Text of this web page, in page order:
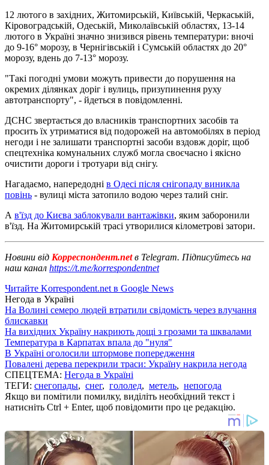
12 лютого в західних, Житомирській, Київській, Черкаській,
Кіровоградській, Одеській, Миколаївській областях, 13-14
лютого в Україні значно знизився рівень температури: вночі
до 9-16° морозу, в Чернігівській і Сумській областях до 20°
морозу, вдень до 7-13° морозу.
"Такі погодні умови можуть привести до порушення на
окремих ділянках доріг і вулиць, призупинення руху
автотранспорту", - йдеться в повідомленні.
ДСНС звертається до власників транспортних засобів та
просить їх утриматися від подорожей на автомобілях в період
негоди і не залишати транспортні засоби вздовж доріг, щоб
спецтехніка комунальних служб могла своєчасно і якісно
очистити дороги і тротуари від снігу.
Нагадаємо, напередодні в Одесі після снігопаду виникла
повінь - вулиці міста затопило водою через талий сніг.
А в'їзд до Києва заблокували вантажівки, яким заборонили
в'їзд. На Житомирській трасі утворилися кілометрові затори.
Новини від Корреспондент.netв Telegram. Підписуйтесь на
наш канал https://t.me/korrespondentnet
Читайте Korrespondent.net в Google News
Негода в Україні
На Волині семеро людей втратили свідомість через влучання
блискавки
На вихідних Україну накриють дощі з грозами та шквалами
Температура в Карпатах впала до "нуля"
В Україні оголосили штормове попередження
Повалені дерева перекрили траси: Україну накрила негода
СПЕЦТЕМА: Негода в Україні
ТЕГИ: снегопады, снег, гололед, метель, непогода
Якщо ви помітили помилку, виділіть необхідний текст і
натисніть Ctrl + Enter, щоб повідомити про це редакцію.